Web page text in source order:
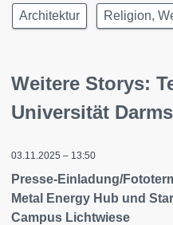
Architektur Religion,
Weitere Storys:
Universität
03.11.2025 – 13:50
Presse-Einladung/
Metal Energy Hub und
Campus Lichtwiese